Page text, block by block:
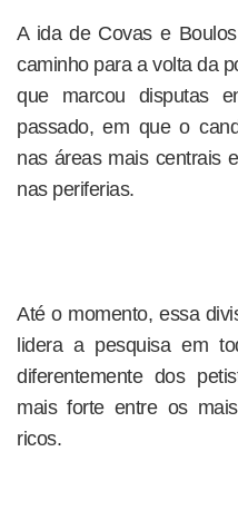
A ida de Covas e
caminho para a volta da
que marcou disputas
passado, em que o
nas áreas mais centrais
nas periferias.
Até o momento, essa
lidera a pesquisa em
diferentemente dos
mais forte entre os
ricos.